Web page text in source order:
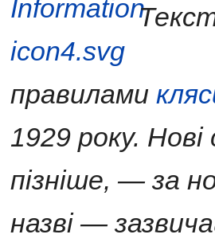
правилами
1929 року.
пізніше, — за
назві —